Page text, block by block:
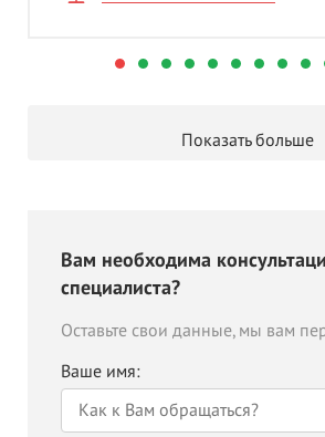
Показать больше
Вам необходима
специалиста?
Оставьте свои данные, мы вам
Ваше имя: